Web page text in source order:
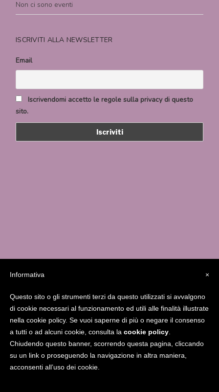
Non ci sono eventi
ISCRIVITI ALLA NEWSLETTER
Email
Iscrivendomi accetto le regole sulla privacy di questo
sito.
Studio MedicaFutura Via Serassi 13/a – 24124
Bergamo
338.8556841
giucarolei@gmail.com
www.gcarolei.com
Gcarolei
×
Informativa
Questo sito o gli strumenti terzi da questo utilizzati si avvalgono
di cookie necessari al funzionamento ed utili alle finalità illustrate
nella cookie policy. Se vuoi saperne di più o negare il consenso
a tutti o ad alcuni cookie, consulta la cookie policy
Chiudendo questo banner, scorrendo questa pagina, cliccando
su un link o proseguendo la navigazione in altra maniera,
acconsenti all’uso dei cookie.